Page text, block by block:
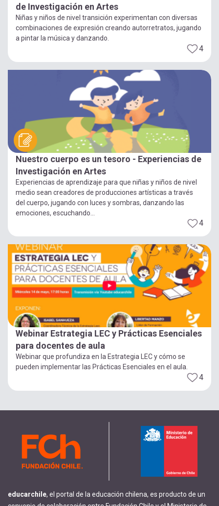
de Investigación en Artes
Niñas y niños de nivel transición experimentan con diversas
combinaciones de expresión creando autorretratos, jugando
a pintar la música y danzando.
4
Nuestro cuerpo es un tesoro - Experiencias de
Investigación en Artes
Experiencias de aprendizaje para que niñas y niños de nivel
medio sean creadores de producciones artísticas a través
del cuerpo, jugando con luces y sombras, danzando las
emociones, escuchando...
4
Webinar Estrategia LEC y Prácticas Esenciales
para docentes de aula
Webinar que profundiza en la Estrategia LEC y cómo se
pueden implementar las Prácticas Esenciales en el aula.
4
educarchile, el portal de la educación chilena, es producto de un